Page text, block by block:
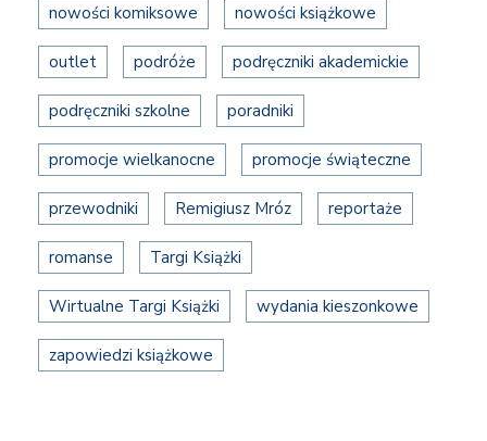
nowości komiksowe nowości książkowe
outlet podróże podręczniki akademickie
podręczniki szkolne poradniki
promocje wielkanocne promocje świąteczne
przewodniki Remigiusz Mróz reportaże
romanse Targi Książki
Wirtualne Targi Książki wydania kieszonkowe
zapowiedzi książkowe